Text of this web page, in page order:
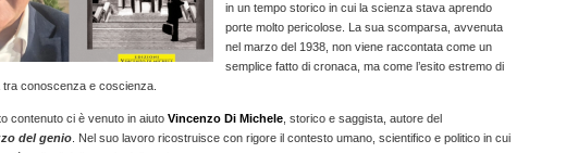
riaccende
il
mistero
scienziato
in un tempo storico in cui la scienza stava aprendo
porte molto pericolose. La sua scomparsa, avvenuta
nel marzo del 1938, non viene raccontata come un
semplice fatto di cronaca, ma come l’esito estremo di
conoscenza e coscienza.
contenuto ci è venuto in aiuto Vincenzo Di Michele , storico e saggista, autore del
del genio . Nel suo lavoro ricostruisce con rigore il contesto umano, scientifico e politico in cui